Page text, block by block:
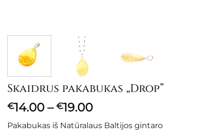
Skaidrus pakabukas „Drop”
€14.00 – €19.00Price
range:
€14.00
Pakabukas iš Natūralaus Baltijos gintaro